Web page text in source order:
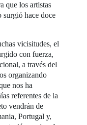
que los artistas
surgió hace doce
vicisitudes, el
con fuerza,
a través del
organizando
nos ha
referentes de la
vendrán de
Portugal y,